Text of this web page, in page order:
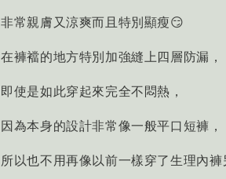
非常親膚又涼爽而且特別顯瘦😏
在褲襠的地方特別加強縫上四層防漏，
即使是如此穿起來完全不悶熱，
因為本身的設計非常像一般平口短褲，
所以也不用再像以前一樣穿了生理內褲